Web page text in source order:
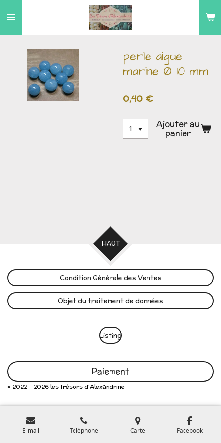
au
perle aigue
marine Ø 10 mm
0,40 €
Ajouter au
panier
HAUT
Condition Générale des Ventes
Objet du traitement de données
Listing
Paiement
© 2022 - 2026 les trésors d'Alexandrine
E-mail Téléphone Carte Facebook